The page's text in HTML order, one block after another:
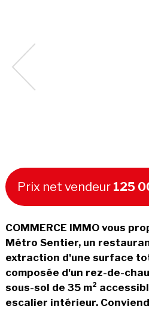
Prix net vendeur 125
COMMERCE IMMO vous
Métro Sentier, un
extraction d'une surface
composée d'un rez-de-
sous-sol de 35 m²
escalier intérieur.